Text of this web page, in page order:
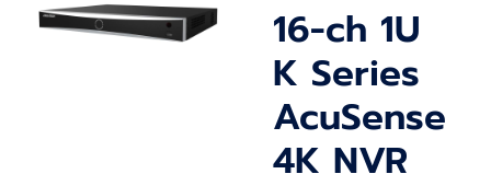
16-ch 1U
K Series
AcuSense
4K NVR